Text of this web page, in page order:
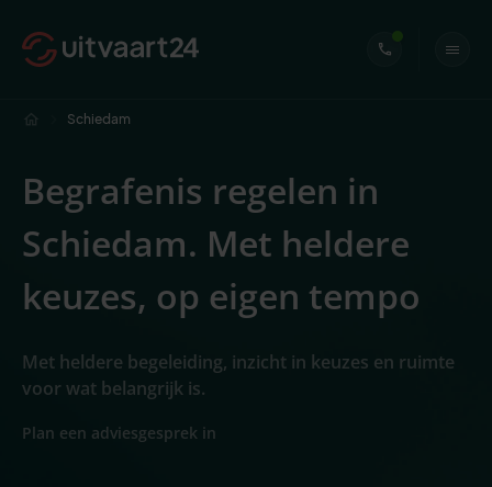
Schiedam
Begrafenis regelen in
Schiedam. Met heldere
keuzes, op eigen tempo
Met heldere begeleiding, inzicht in keuzes en ruimte
voor wat belangrijk is.
Plan een adviesgesprek in